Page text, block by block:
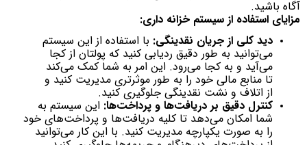
آگاه باشید.
مزایای استفاده از سیستم خزانه داری:
دید کلی از جریان نقدینگی: با استفاده از این سیستم
می‌توانید به طور دقیق ردیابی کنید که پولتان از کجا
می‌آید و به کجا می‌رود. این امر به شما کمک می‌کند
تا منابع مالی خود را به طور موثرتری مدیریت کنید و
از اتلاف و نشت نقدینگی جلوگیری کنید.
کنترل دقیق بر دریافت‌ها و پرداخت‌ها: این سیستم به
شما امکان می‌دهد تا کلیه دریافت‌ها و پرداخت‌های خود
را به صورت یکپارچه مدیریت کنید. با این کار می‌توانید